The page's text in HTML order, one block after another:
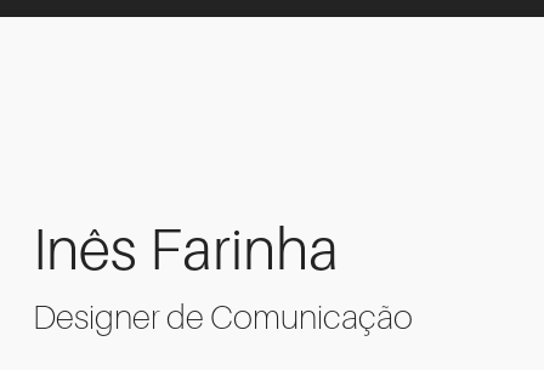
Inês Farinha
Designer de Comunicação